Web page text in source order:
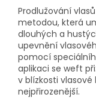
Prodlužování
metodou, která
dlouhých a
upevnění
pomocí
aplikaci se weft
v blízkosti vlasové
nejpřirozenější.